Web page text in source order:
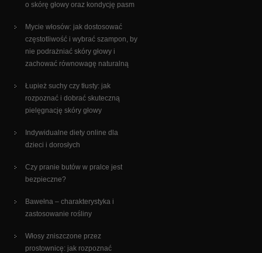
o skórę głowy oraz kondycję pasm
Mycie włosów: jak dostosować
częstotliwość i wybrać szampon, by
nie podrażniać skóry głowy i
zachować równowagę naturalną
Łupież suchy czy tłusty: jak
rozpoznać i dobrać skuteczną
pielęgnację skóry głowy
Indywidualne diety online dla
dzieci i dorosłych
Czy pranie butów w pralce jest
bezpieczne?
Bawełna – charakterystyka i
zastosowanie rośliny
Włosy zniszczone przez
prostownicę: jak rozpoznać